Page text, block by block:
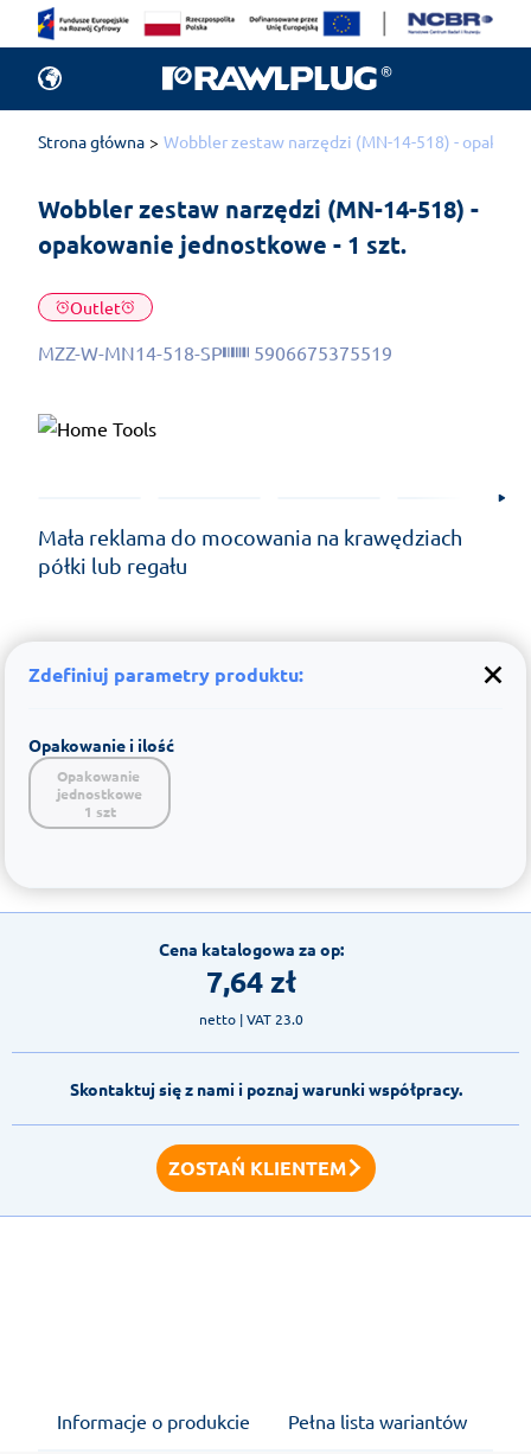
Strona główna Wobbler zestaw narzędzi (MN-14-518) -
Wobbler zestaw narzędzi (MN-14-518) -
opakowanie jednostkowe - 1 szt.
Outlet
MZZ-W-MN14-518-SP 5906675375519
Mała reklama do mocowania na krawędziach
półki lub regału
Zdefiniuj parametry produktu:
Opakowanie i ilość
Opakowanie
jednostkowe
1 szt
Cena katalogowa za op:
7,64zł
netto | VAT 23.0
Skontaktuj się z nami i poznaj warunki współpracy.
ZOSTAŃ KLIENTEM
Informacje o produkcie Pełna lista wariantów